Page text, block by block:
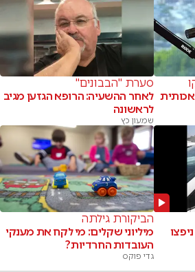
סערת "הבבונים"
לאחר ההשעיה: הרופא הגזען מגיב
לראשונה
שמעון כץ
הביקורת גילתה
מיליוני שקלים: מי לקח את מענקי
העובדות החרדיות?
גדי פוקס